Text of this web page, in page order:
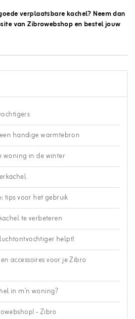
verplaatsbare kachel? Neem dan
van Zibrowebshop en bestel jouw
handige warmtebron
woning in de winter
tips voor het gebruik
te verbeteren
helpt!
accessoires voor je Zibro
in m’n woning?
- Zibro